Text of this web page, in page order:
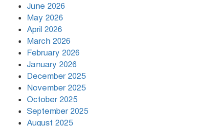
বৃষ্টি থামার নাম নেই, পথে পথে
June 2026
May 2026
April 2026
March 2026
February 2026
January 2026
December 2025
November 2025
October 2025
September 2025
August 2025